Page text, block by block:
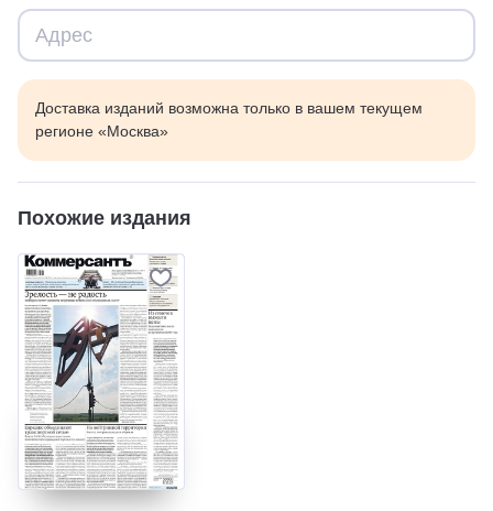
Доставка изданий возможна только в вашем текущем
регионе «Москва»
Похожие издания